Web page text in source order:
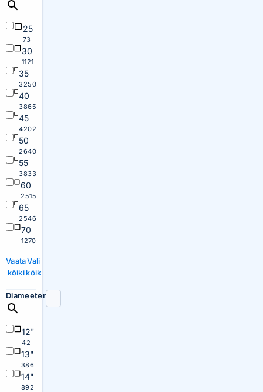
25
73
30
1121
35
3250
40
3865
45
4202
50
2640
55
3833
60
2515
65
2546
70
1270
Vaata
kõiki
Vali
kõik
Diameeter
12"
42
13"
386
14"
892